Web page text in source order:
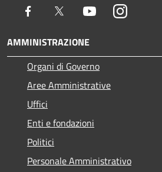
Facebook Twitter YoutubeInstagram
AMMINISTRAZIONE
Organi di Governo
Aree Amministrative
Uffici
Enti e fondazioni
Politici
Personale Amministrativo